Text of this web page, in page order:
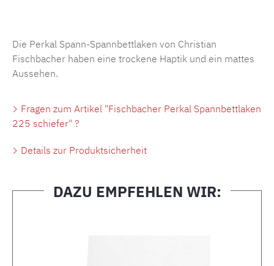
Die Perkal Spann-Spannbettlaken von Christian
Fischbacher haben eine trockene Haptik und ein mattes
Aussehen.
Fragen zum Artikel "Fischbacher Perkal Spannbettlaken
225 schiefer" ?
Details zur Produktsicherheit
DAZU EMPFEHLEN WIR: